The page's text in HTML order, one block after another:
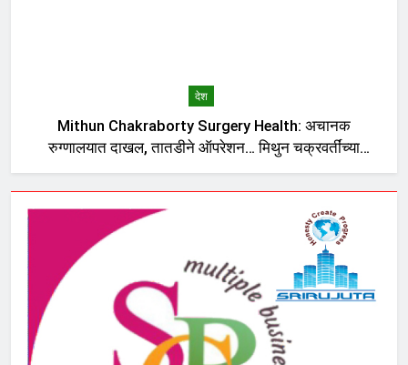
देश
Mithun Chakraborty Surgery Health: अचानक
रुग्णालयात दाखल, तातडीने ऑपरेशन… मिथुन चक्रवर्तींच्या
तब्येतीबाबत डॉक्टरांनी काय सांगितलं?, मुख्यमंत्र्यांनी घेतली भेट